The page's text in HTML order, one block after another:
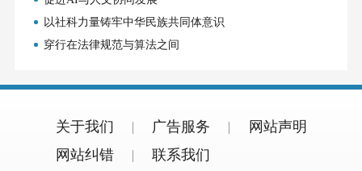
以社科力量铸牢中华民族共同体意识
穿行在法律规范与算法之间
关于我们 广告服务
网站声明
网站纠错
联系我们